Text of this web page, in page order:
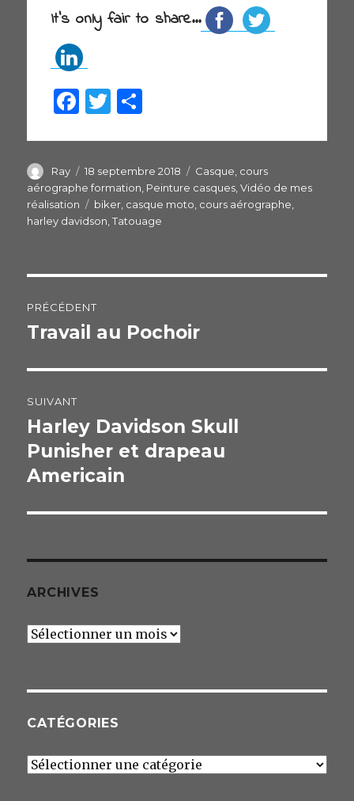
It's only fair to share...
F
c
e
b
o
k
T
itt
er
ta
g
er
Auteur
Ray
Publié
le
18 septembre 2018 Catégories
Casque cours
aérographe formation Peinture casques ,Vidéo de mes
réalisation
Étiquettes
biker casque moto cours aérographe
harley davidson ,Tatouage
de
PRÉCÉDENT
Publication
Travail au Pochoir
SUIVANT
Publication
suivante :
Harley Davidson Skull
Punisher et drapeau
Americain
ARCHIVES
Archives
CATÉGORIES
Catégories